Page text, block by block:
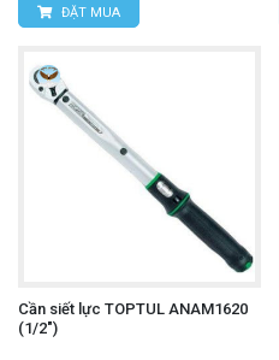
ĐẶT MUA
Cần siết lực TOPTUL ANAM1620
(1/2")